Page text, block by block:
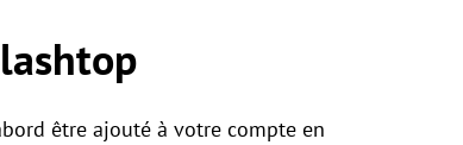
être ajouté à votre compte en